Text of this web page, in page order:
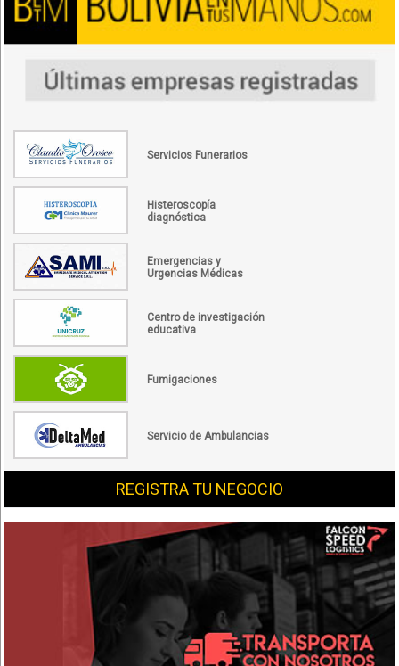
Servicios Funerarios
Histeroscopía
diagnóstica
Emergencias y
Urgencias Médicas
Centro de investigación
educativa
Fumigaciones
Servicio de Ambulancias
REGISTRA TU NEGOCIO